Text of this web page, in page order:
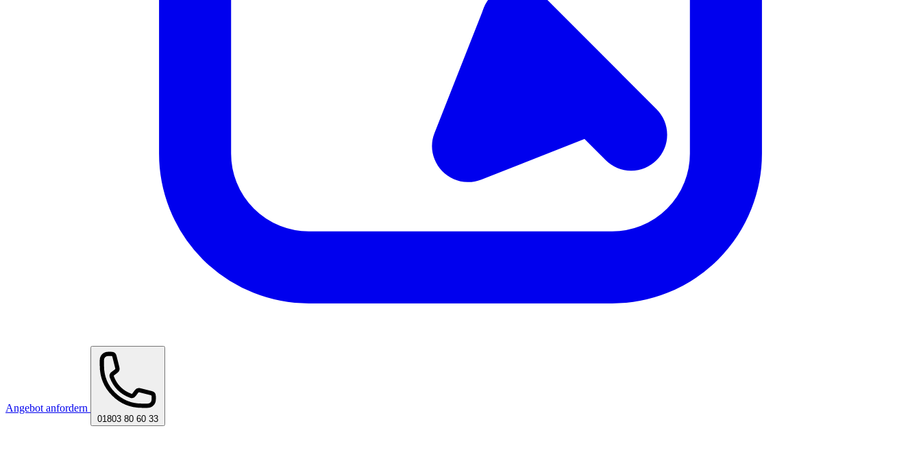
Angebot anfordern
01803 80 60 33